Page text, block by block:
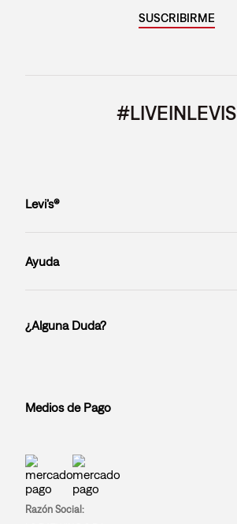
SUSCRIBIRME
#LIVEINLEVIS
Levi’s®
Ayuda
¿Alguna Duda?
Medios de Pago
Razón Social: